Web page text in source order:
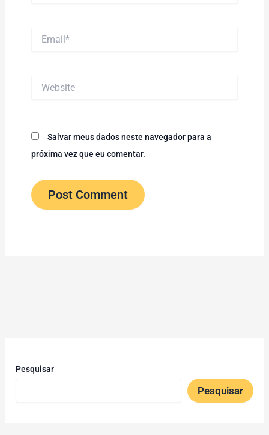
Salvar meus dados neste navegador para a
próxima vez que eu comentar.
Pesquisar
Pesquisar